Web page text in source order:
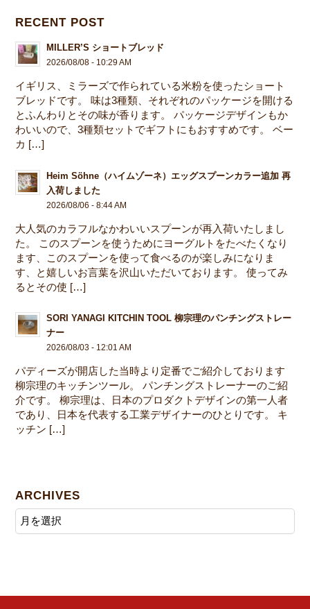
RECENT POST
MILLER’S ショートブレッド
2026/08/08 - 10:29 AM
イギリス、ミラーズで作られている米粉を使ったショート
ブレッドです。 味は3種類、それぞれのパッケージを開ける
とふんわりとその味が香ります。 パッケージデザインもか
わいいので、3種類セットでギフトにもおすすめです。 ベー
カ […]
Heim Söhne（ハイムゾーネ）エッグスプーンカラー追加 再
入荷しました
2026/08/06 - 8:44 AM
大人気のカラフルなかわいいスプーンが再入荷いたしまし
た。 このスプーンを使うためにヨーグルトをたべたくなり
ます、このスプーンを使って食べるのが楽しみになりま
す、と嬉しいお言葉を沢山いただいております。 使ってみ
るとその使 […]
SORI YANAGI KITCHIN TOOL 柳宗理のパンチングストレー
ナー
2026/08/03 - 12:01 AM
パディーズが開店した当時より定番でご紹介しております
柳宗理のキッチンツール。 パンチングストレーナーのご紹
介です。 柳宗理は、日本のプロダクトデザインの第一人者
であり、日本を代表する工業デザイナーのひとりです。 キ
ッチン […]
ARCHIVES